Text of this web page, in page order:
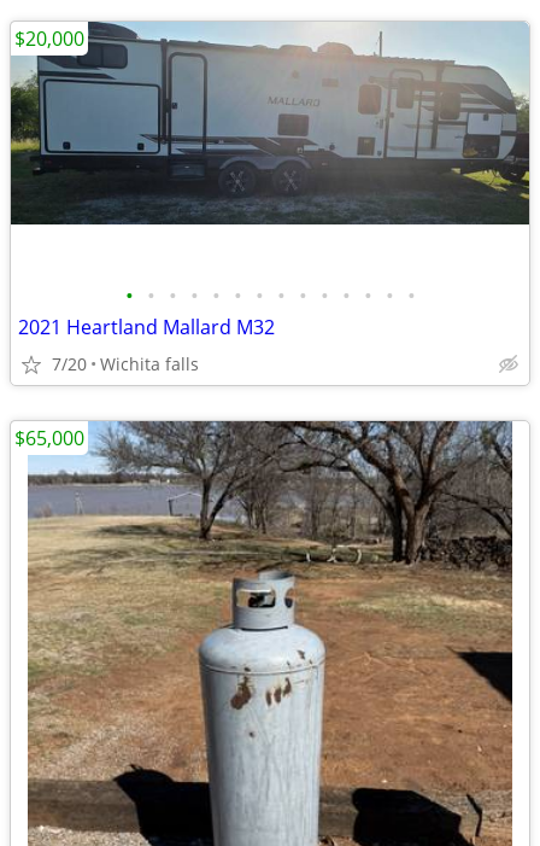
• • • • • • • • • • • • • •
2021 Heartland Mallard M32
7/20 Wichita falls
$20,000
$65,000